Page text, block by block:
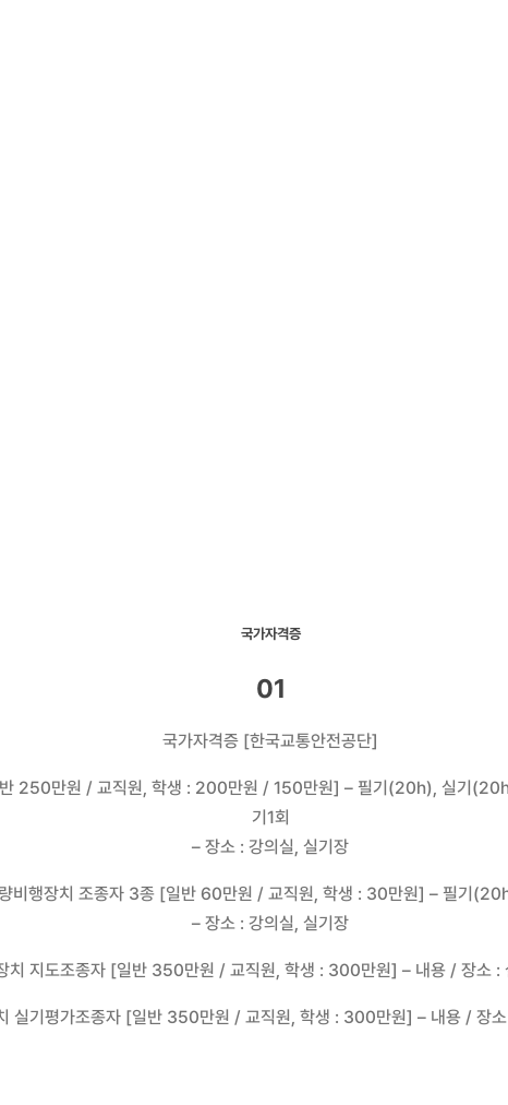
국가자격증
01
국가자격증 [한국교통안전공단]
반 250만원 / 교직원, 학생 : 200만원 / 150만원] – 필기(20h), 실기
기1회
– 장소 : 강의실, 실기장
량비행장치 조종자 3종 [일반 60만원 / 교직원, 학생 : 30만원] – 필기
– 장소 : 강의실, 실기장
치 지도조종자 [일반 350만원 / 교직원, 학생 : 300만원] – 내용 / 장소
실기평가조종자 [일반 350만원 / 교직원, 학생 : 300만원] – 내용 / 장